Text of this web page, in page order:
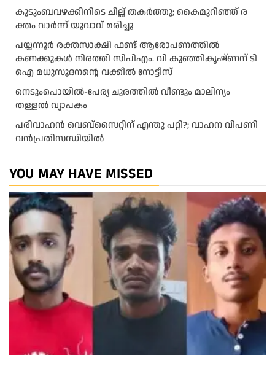
കു​ടും​ബ​വ​ഴ​ക്കി​നി​ടെ ചി​ല്ല് ത​ക​ർ​ത്തു; കൈ​മു​റി​ഞ്ഞ് ര​
ക്തം വാ​ർ​ന്ന് യു​വാ​വ് മ​രി​ച്ചു
പയ്യന്നൂർ രക്തസാക്ഷി ഫണ്ട് ആരോപണത്തിൽ
കണക്കുകൾ നിരത്തി സിപിഎം. വി കുഞ്ഞികൃഷ്ണന് ടി
ഐ മധുസൂദനൻ്റെ വക്കീൽ നോട്ടീസ്
നെടുംപൊയിൽ-പേര്യ ചുരത്തിൽ വീണ്ടും മാലിന്യം
തള്ളൽ വ്യാപകം
പരിവാഹൻ വെബ്സൈറ്റിന് എന്തു പറ്റി?; വാഹന വിപണി
വന്‍പ്രതിസന്ധിയിൽ
YOU MAY HAVE MISSED